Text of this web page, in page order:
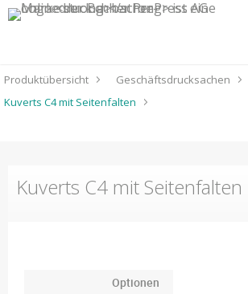
Produktübersicht Geschäftsdrucksachen
Kuverts C4 mit Seitenfalten
Kuverts C4 mit Seitenfalten
Optionen